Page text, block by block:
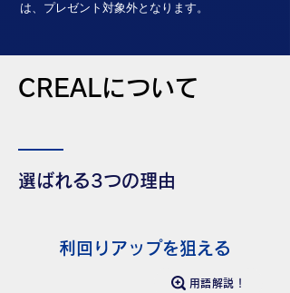
は、プレゼント対象外となります。
CREALについて
選ばれる3つの理由
利回りアップを狙える
用語解説！